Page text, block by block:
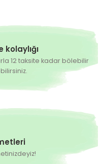
12 taksite kadar bölebilir